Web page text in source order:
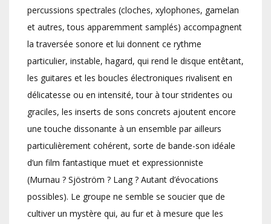
percussions spectrales (cloches, xylophones, gamelan
et autres, tous apparemment samplés) accompagnent
la traversée sonore et lui donnent ce rythme
particulier, instable, hagard, qui rend le disque entêtant,
les guitares et les boucles électroniques rivalisent en
délicatesse ou en intensité, tour à tour stridentes ou
graciles, les inserts de sons concrets ajoutent encore
une touche dissonante à un ensemble par ailleurs
particulièrement cohérent, sorte de bande-son idéale
d’un film fantastique muet et expressionniste
(Murnau ? Sjöström ? Lang ? Autant d’évocations
possibles). Le groupe ne semble se soucier que de
cultiver un mystère qui, au fur et à mesure que les